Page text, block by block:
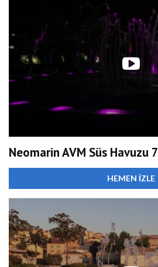
Neomarin AVM Süs Havuzu 7
HEMEN İZLE